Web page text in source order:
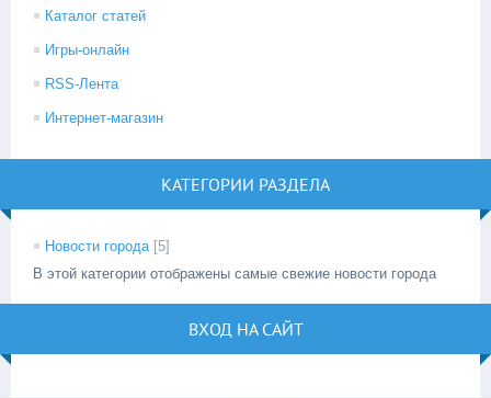
Каталог статей
Игры-онлайн
RSS-Лента
Интернет-магазин
КАТЕГОРИИ РАЗДЕЛА
Новости города [5]
В этой категории отображены самые свежие новости города
ВХОД НА САЙТ